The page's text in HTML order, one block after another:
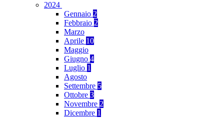
2024
Gennaio 2
Febbraio 2
Marzo
Aprile 10
Maggio
Giugno 4
Luglio 1
Agosto
Settembre 5
Ottobre 3
Novembre 2
Dicembre 1